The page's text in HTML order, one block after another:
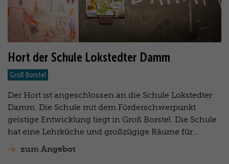
Hort der Schule Lokstedter Damm
Groß Borstel
Der Hort ist angeschlossen an die Schule Lokstedter
Damm. Die Schule mit dem Förderschwerpunkt
geistige Entwicklung liegt in Groß Borstel. Die Schule
hat eine Lehrküche und großzügige Räume für…
zum Angebot